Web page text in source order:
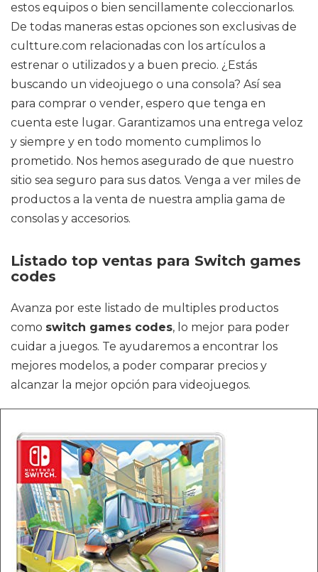
estos equipos o bien sencillamente coleccionarlos.
De todas maneras estas opciones son exclusivas de
cultture.com relacionadas con los artículos a
estrenar o utilizados y a buen precio. ¿Estás
buscando un videojuego o una consola? Así sea
para comprar o vender, espero que tenga en
cuenta este lugar. Garantizamos una entrega veloz
y siempre y en todo momento cumplimos lo
prometido. Nos hemos asegurado de que nuestro
sitio sea seguro para sus datos. Venga a ver miles de
productos a la venta de nuestra amplia gama de
consolas y accesorios.
Listado top ventas para Switch games
codes
Avanza por este listado de multiples productos
como switch games codes, lo mejor para poder
cuidar a juegos. Te ayudaremos a encontrar los
mejores modelos, a poder comparar precios y
alcanzar la mejor opción para videojuegos.